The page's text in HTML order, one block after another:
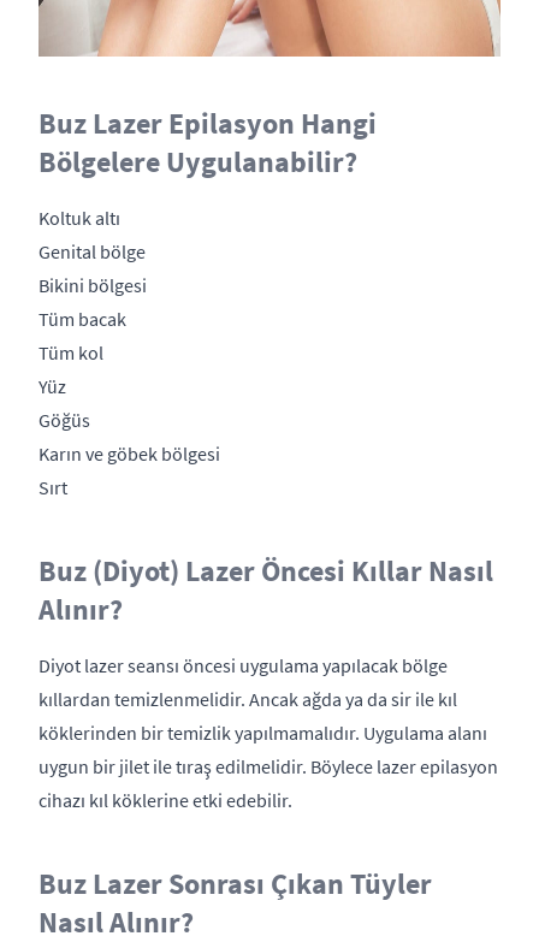
Buz Lazer Epilasyon Hangi
Bölgelere Uygulanabilir?
Koltuk altı
Genital bölge
Bikini bölgesi
Tüm bacak
Tüm kol
Yüz
Göğüs
Karın ve göbek bölgesi
Sırt
Buz (Diyot) Lazer Öncesi Kıllar Nasıl
Alınır?
Diyot lazer seansı öncesi uygulama yapılacak bölge
kıllardan temizlenmelidir. Ancak ağda ya da sir ile kıl
köklerinden bir temizlik yapılmamalıdır. Uygulama alanı
uygun bir jilet ile tıraş edilmelidir. Böylece lazer epilasyon
cihazı kıl köklerine etki edebilir.
Buz Lazer Sonrası Çıkan Tüyler
Nasıl Alınır?